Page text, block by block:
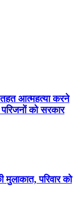
आत्महत्या करने
को सरकार
परिवार को